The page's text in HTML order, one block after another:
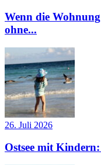
Wenn die
ohne...
26. Juli 2026
Ostsee mit